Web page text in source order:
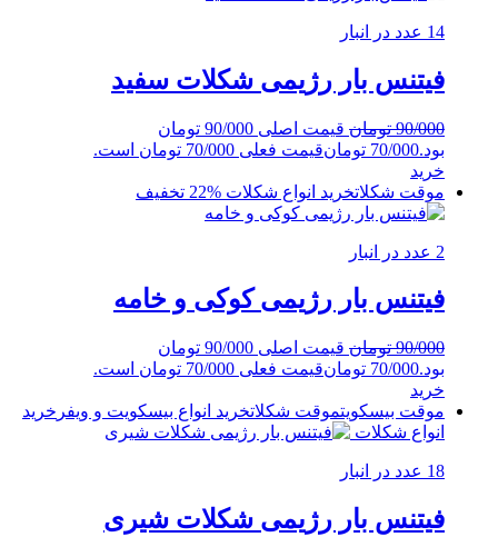
14 عدد در انبار
فیتنس بار رژیمی شکلات سفید
90/000 تومان
قیمت اصلی 90/000 تومان
بود.70/000 تومانقیمت فعلی 70/000 تومان است.
خرید
موقت شکلاتخرید انواع شکلات %22 تخفیف
2 عدد در انبار
فیتنس بار رژیمی کوکی و خامه
90/000 تومان
قیمت اصلی 90/000 تومان
بود.70/000 تومانقیمت فعلی 70/000 تومان است.
خرید
موقت بیسکویتموقت شکلاتخرید انواع بیسکویت و ویفر خرید
انواع شکلات
18 عدد در انبار
فیتنس بار رژیمی شکلات شیری